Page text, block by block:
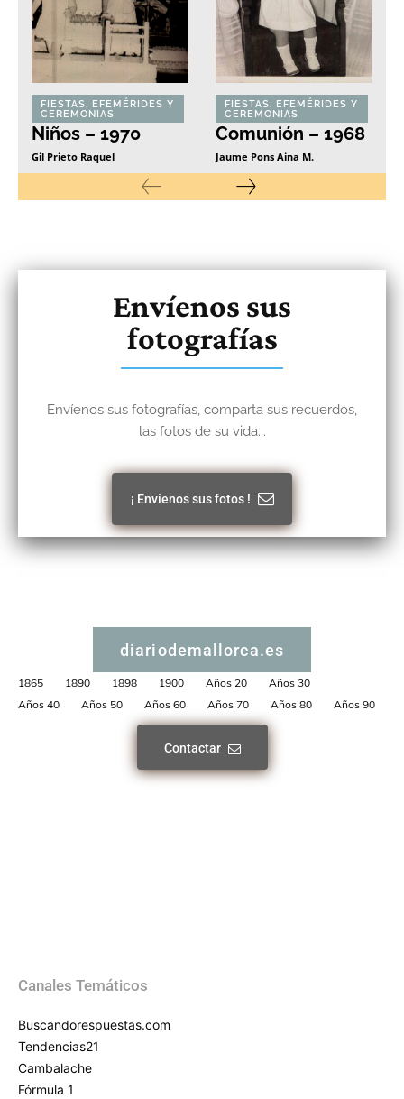
FIESTAS, EFEMÉRIDES Y
CEREMONIAS
Niños – 1970
Gil Prieto Raquel
FIESTAS, EFEMÉRIDES Y
CEREMONIAS
Comunión – 1968
Jaume Pons Aina M.
Envíenos sus
fotografías
Envíenos sus fotografías, comparta sus recuerdos,
las fotos de su vida...
¡ Envíenos sus fotos !
diariodemallorca.es
1865 1890 1898 1900 Años 20
Años 30
Años 40
Años 50 Años 60 Años 70 Años 80 Años 90
Contactar
Canales Temáticos
Buscandorespuestas.com
Tendencias21
Cambalache
Fórmula 1